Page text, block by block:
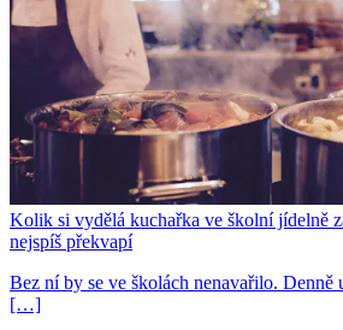
Kolik si vydělá kuchařka ve školní jídelně
nejspíš překvapí
Bez ní by se ve školách nenavařilo. Denně
[…]